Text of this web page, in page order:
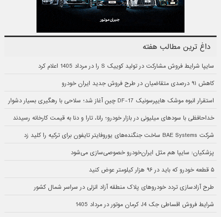
داغ ترین مطالب هفته
سایپا شرایط فروش مشارکت در تولید کوییک S را در مرداد 1405 اعلام کرد
کاهش ۹۱ درصدی متقاضیان در طرح فروش جدید ایران خودرو
استقرار انبوه موشک هایپرسونیک DF-17 چین آغاز شد؛ سلاحی با رهگیری بسیار دشوار
خداحافظی با سودهای میلیونی در بازار خودرو؛ رانا، تارا و دنا به قیمت کارخانه رسیدند
شرکت BAE Systems ساخت جنگنده‌های یوروفایتر تایفون برای ترکیه را کلید زد
پزشکیان: سایپا هم مثل ایران‌خودرو خصوصی‌سازی می‌شود
۵ قطعه خودرو که باید در ۹۶ هزار کیلومتر عوض کنید
طرح آزادسازی تردد خودروهای پلاک منطقه آزاد انزلی در سراسر شمال کشور
شرایط فروش اقساطی جک J4 کرمان موتور در مرداد 1405